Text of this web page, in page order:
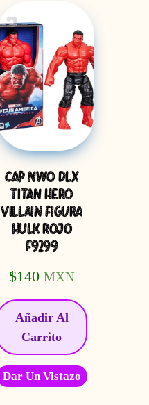
CAP NWO DLX
TITAN HERO
VILLAIN FIGURA
HULK ROJO
F9299
$140 MXN
Añadir Al
Carrito
Dar Un Vistazo